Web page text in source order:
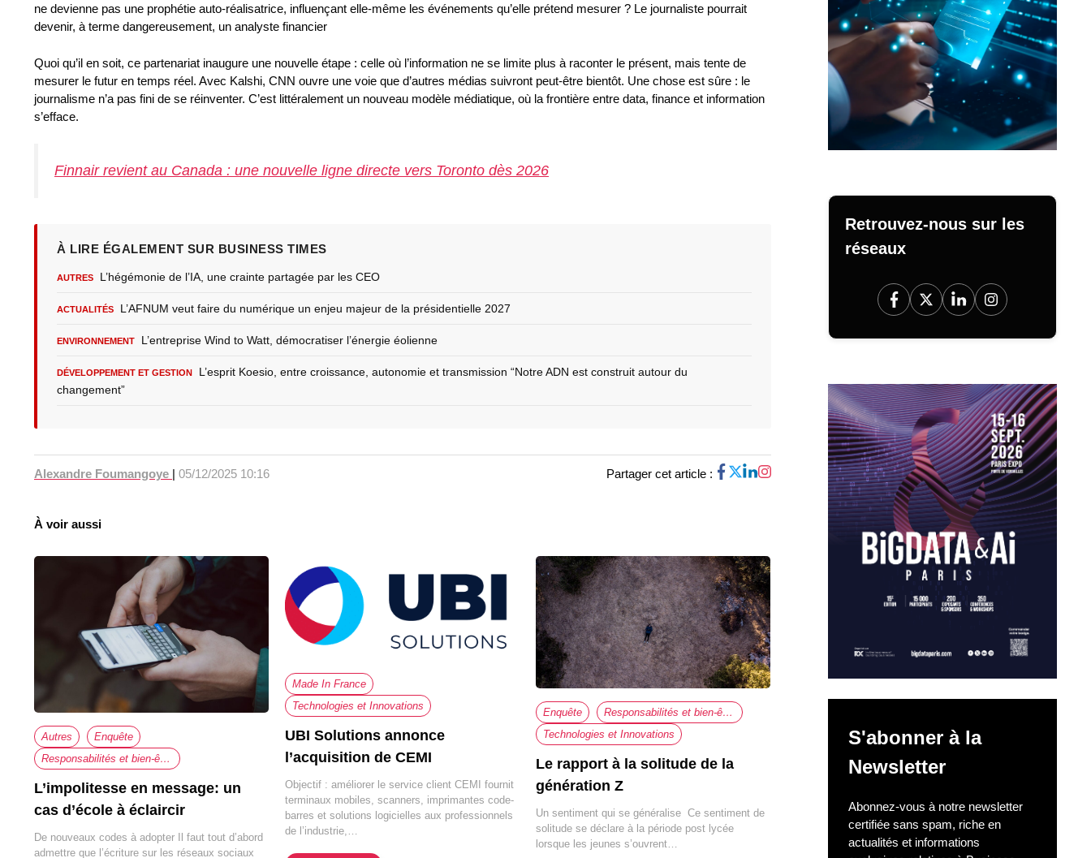
ne devienne pas une prophétie auto-réalisatrice, influençant elle-même les événements qu’elle prétend mesurer ? Le journaliste pourrait
devenir, à terme dangereusement, un analyste financier
Quoi qu’il en soit, ce partenariat inaugure une nouvelle étape : celle où l’information ne se limite plus à raconter le présent, mais tente de
mesurer le futur en temps réel. Avec Kalshi, CNN ouvre une voie que d’autres médias suivront peut-être bientôt. Une chose est sûre : le
journalisme n’a pas fini de se réinventer. C’est littéralement un nouveau modèle médiatique, où la frontière entre data, finance et information
s’efface.
Finnair revient au Canada : une nouvelle ligne directe vers Toronto dès 2026
À LIRE ÉGALEMENT SUR BUSINESS TIMES
AUTRES L’hégémonie de l’IA, une crainte partagée par les CEO
ACTUALITÉS L’AFNUM veut faire du numérique un enjeu majeur de la présidentielle 2027
ENVIRONNEMENT L’entreprise Wind to Watt, démocratiser l’énergie éolienne
DÉVELOPPEMENT ET GESTION
L’esprit Koesio, entre croissance, autonomie et transmission “Notre ADN est construit autour du
changement”
Alexandre Foumangoye | 05/12/2025 10:16 Partager cet article :
À voir aussi
Autres
Enquête
Responsabilités et bien-être au travail
L’impolitesse en message: un
cas d’école à éclaircir
De nouveaux codes à adopter Il faut tout d’abord
admettre que l’écriture sur les réseaux sociaux
Made In France
Technologies et Innovations
UBI Solutions annonce
l’acquisition de CEMI
Objectif : améliorer le service client CEMI fournit
terminaux mobiles, scanners, imprimantes code-
barres et solutions logicielles aux professionnels
de l’industrie,…
Enquête
Responsabilités et bien-être au travail
Technologies et Innovations
Le rapport à la solitude de la
génération Z
Un sentiment qui se généralise Ce sentiment de
solitude se déclare à la période post lycée
lorsque les jeunes s’ouvrent…
Retrouvez-nous sur les
réseaux
S'abonner à la
Newsletter
Abonnez-vous à notre newsletter
certifiée sans spam, riche en
actualités et informations